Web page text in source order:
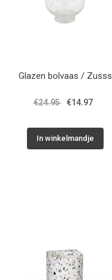
Glazen bolvaas / Zusss
€24.95 €14.97
In winkelmandje